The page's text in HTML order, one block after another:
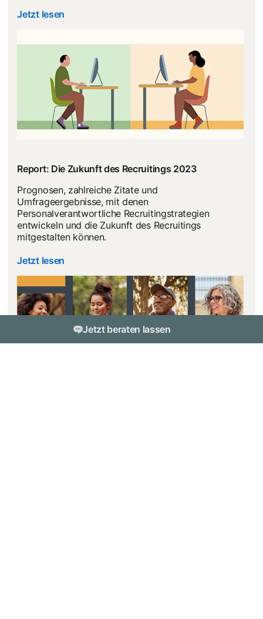
Jetzt lesen
Report: Die Zukunft des Recruitings 2023
Prognosen, zahlreiche Zitate und
Umfrageergebnisse, mit denen
Personalverantwortliche Recruitingstrategien
entwickeln und die Zukunft des Recruitings
mitgestalten können.
Jetzt lesen
Jetzt beraten lassen